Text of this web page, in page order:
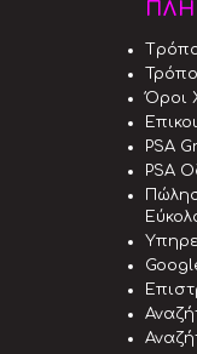
Όροι
PSA
PSA